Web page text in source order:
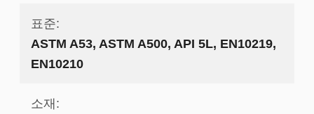
표준:
ASTM A53, ASTM A500, API 5L, EN10219,
EN10210
소재: